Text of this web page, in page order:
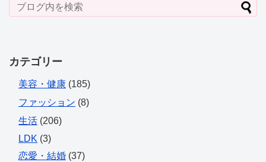
カテゴリー
美容・健康 (185)
ファッション (8)
生活 (206)
LDK (3)
恋愛・結婚 (37)